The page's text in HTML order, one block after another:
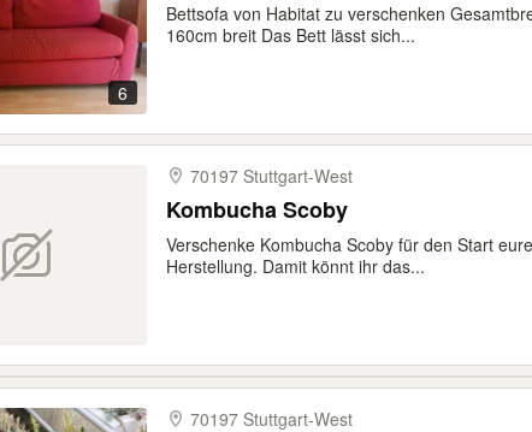
6
Bettsofa von Habitat zu verschenken
160cm breit Das Bett lässt sich...
70197 Stuttgart-​West
Kombucha Scoby
Verschenke Kombucha Scoby für den Start
Herstellung. Damit könnt ihr das...
70197 Stuttgart-​West